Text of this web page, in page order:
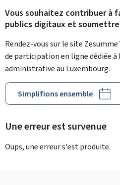
Vous souhaitez contribuer à
publics digitaux et
Rendez-vous sur le site
de participation en ligne dédiée
administrative au Luxembourg.
Simplifions ensemble
Une erreur est survenue
Oups, une erreur s'est produite.